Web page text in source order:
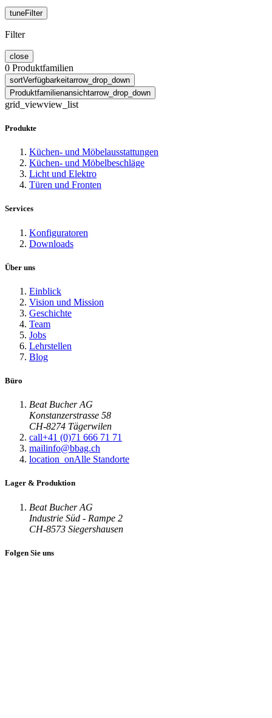
tuneFilter
Filter
close
0 Produktfamilien
sortVerfügbarkeitarrow_drop_down
Produktfamilienansichtarrow_drop_down
grid_viewview_list
Produkte
Küchen- und Möbelausstattungen
Küchen- und Möbelbeschläge
Licht und Elektro
Türen und Fronten
Services
Konfiguratoren
Downloads
Über uns
Einblick
Vision und Mission
Geschichte
Team
Jobs
Lehrstellen
Blog
Büro
Beat Bucher AG
Konstanzerstrasse 58
CH-8274 Tägerwilen
call+41 (0)71 666 71 71
mailinfo@bbag.ch
location_onAlle Standorte
Lager & Produktion
Beat Bucher AG
Industrie Süd - Rampe 2
CH-8573 Siegershausen
Folgen Sie uns